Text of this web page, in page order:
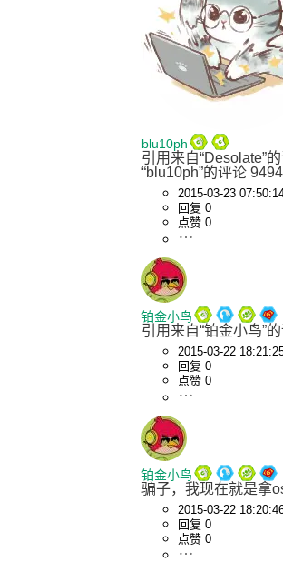
blu10ph
引用来自“Desolate”
“blu10ph”的评论
2015-03-23
回复 0
点赞 0
铂金小鸟
引用来自“铂金小鸟”
2015-03-22
回复 0
点赞 0
铂金小鸟
骗子，我现在就是拿
2015-03-22
回复 0
点赞 0